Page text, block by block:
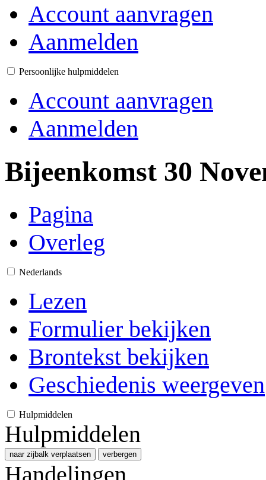
Account aanvragen
Aanmelden
Persoonlijke hulpmiddelen
Account aanvragen
Aanmelden
Bijeenkomst 30
Pagina
Overleg
Nederlands
Lezen
Formulier bekijken
Brontekst bekijken
Geschiedenis weergeven
Hulpmiddelen
Hulpmiddelen
naar zijbalk verplaatsen verbergen
Handelingen